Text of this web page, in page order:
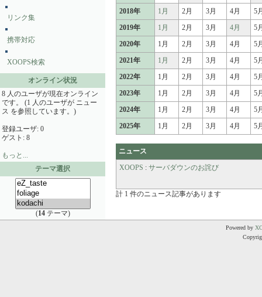
リンク集
携帯対応
XOOPS検索
オンライン状況
8 人のユーザが現在オンライン
です。 (1 人のユーザが ニュー
ス を参照しています。)
登録ユーザ: 0
ゲスト: 8
もっと...
テーマ選択
(14テーマ)
2018年
1月 2月 3月 4月
5
2019年
1月 2月 3月 4月
5
2020年
1月 2月 3月 4月
5
2021年
1月 2月 3月 4月
5
2022年
1月 2月 3月 4月
5
2023年
1月 2月 3月 4月
5
2024年
1月 2月 3月 4月
5
2025年
1月 2月 3月 4月 5
ニュース
XOOPS : サーバダウンのお詫び
計 1 件のニュース記事があります
Powered by